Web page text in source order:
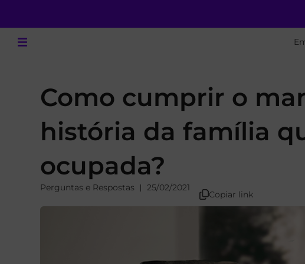
Como cumprir o
história da família
ocupada?
Perguntas e Respostas 25/02/2021
Copiar link